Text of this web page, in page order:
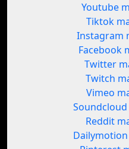
Youtube
Tiktok
Instagram
Facebook
Twitter
Twitch
Vimeo
Soundcloud
Reddit
Dailymotion